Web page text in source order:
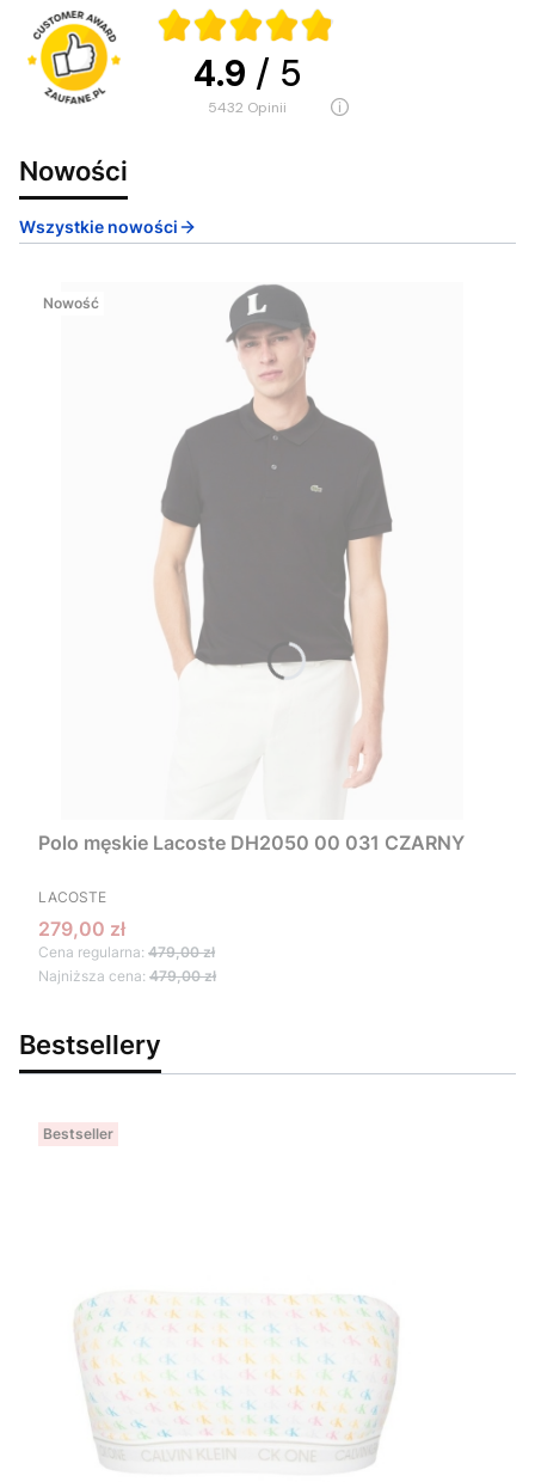
4.9 / 5
5432 opinii
Nowości
Wszystkie nowości
Nowość
Polo męskie Lacoste DH2050 00 031 CZARNY
PRODUCENT
LACOSTE
Cena promocyjna
279,00 zł
Cena regularna: 479,00 zł
Najniższa cena: 479,00 zł
Bestsellery
Bestseller